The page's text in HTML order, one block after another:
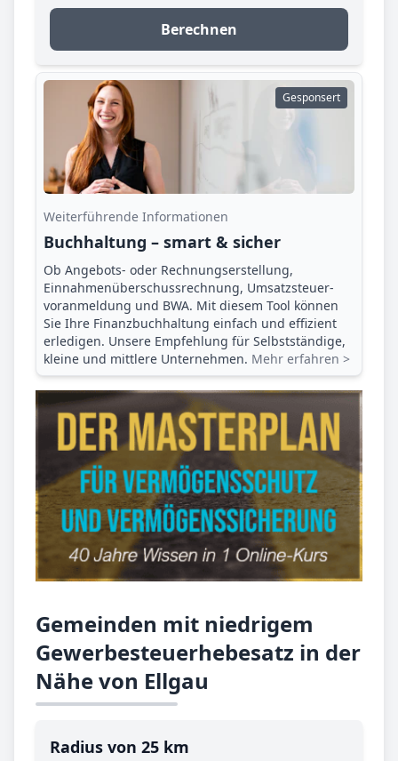
Berechnen
Gesponsert
Weiterführende Informationen
Buchhaltung – smart & sicher
Ob Angebots- oder Rechnungserstellung,
Einnahmenüberschuss­rechnung, Umsatzsteuer­
voranmeldung und BWA. Mit diesem Tool können
Sie Ihre Finanz­buchhaltung einfach und effizient
erledigen. Unsere Empfehlung für Selbstständige,
kleine und mittlere Unternehmen. Mehr erfahren >
Gemeinden mit niedrigem
Gewerbesteuerhebesatz in der
Nähe von Ellgau
Radius von 25 km